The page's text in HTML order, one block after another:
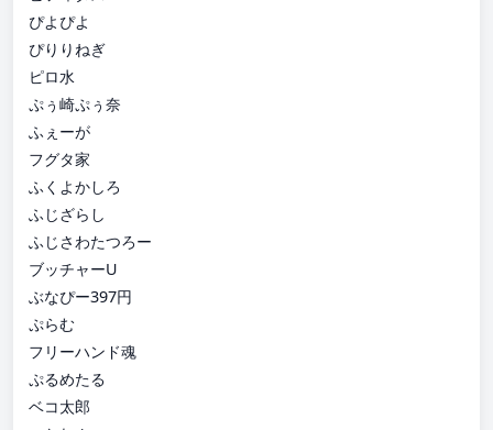
ぴよぴよ
ぴりりねぎ
ピロ水
ぷぅ崎ぷぅ奈
ふぇーが
フグタ家
ふくよかしろ
ふじざらし
ふじさわたつろー
ブッチャーU
ぶなぴー397円
ぷらむ
フリーハンド魂
ぷるめたる
ベコ太郎